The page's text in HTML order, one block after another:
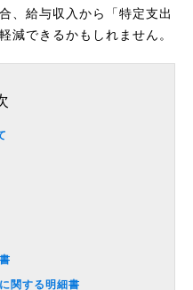
、給与収入から「特定支出
減できるかもしれません。
関する明細書